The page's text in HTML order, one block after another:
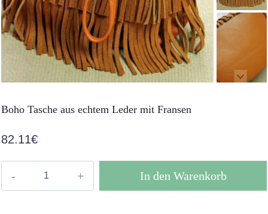
Boho Tasche aus echtem Leder mit Fransen
82.11€
In den Warenkorb